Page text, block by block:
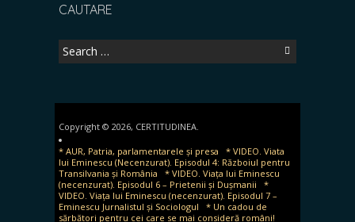
CAUTARE
Search
for:
Copyright © 2026, CERTITUDINEA.
* AUR, Patria, parlamentarele și presa
* VIDEO. Viata
lui Eminescu (Necenzurat). Episodul 4: Războiul pentru
Transilvania și România
* VIDEO. Viața lui Eminescu
(necenzurat). Episodul 6 – Prietenii și Dușmanii
*
VIDEO. Viața lui Eminescu (necenzurat). Episodul 7 –
Eminescu Jurnalistul și Sociologul
* Un cadou de
sărbători pentru cei care se mai consideră români!